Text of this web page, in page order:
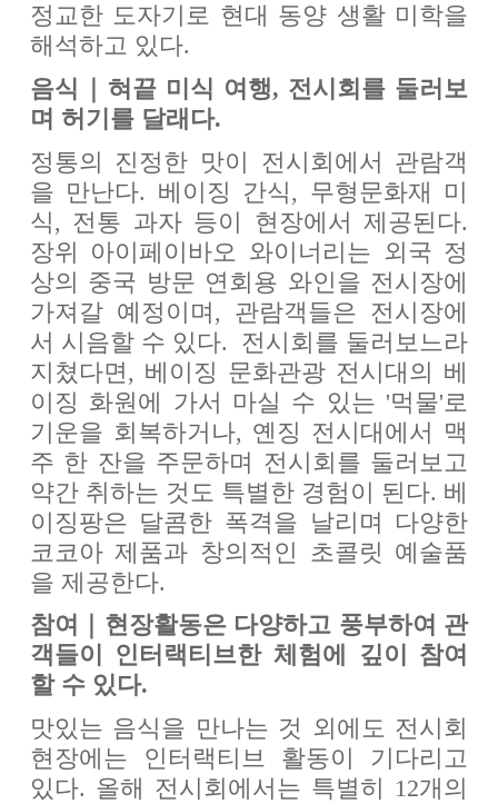
정교한 도자기로 현대 동양 생활 미학을
해석하고 있다.
음식｜혀끝 미식 여행, 전시회를 둘러보
며 허기를 달래다.
정통의 진정한 맛이 전시회에서 관람객
을 만난다. 베이징 간식, 무형문화재 미
식, 전통 과자 등이 현장에서 제공된다.
장위 아이페이바오 와이너리는 외국 정
상의 중국 방문 연회용 와인을 전시장에
가져갈 예정이며, 관람객들은 전시장에
서 시음할 수 있다. 전시회를 둘러보느라
지쳤다면, 베이징 문화관광 전시대의 베
이징 화원에 가서 마실 수 있는 '먹물'로
기운을 회복하거나, 옌징 전시대에서 맥
주 한 잔을 주문하며 전시회를 둘러보고
약간 취하는 것도 특별한 경험이 된다. 베
이징팡은 달콤한 폭격을 날리며 다양한
코코아 제품과 창의적인 초콜릿 예술품
을 제공한다.
참여｜현장활동은 다양하고 풍부하여 관
객들이 인터랙티브한 체험에 깊이 참여
할 수 있다.
맛있는 음식을 만나는 것 외에도 전시회
현장에는 인터랙티브 활동이 기다리고
있다. 올해 전시회에서는 특별히 12개의